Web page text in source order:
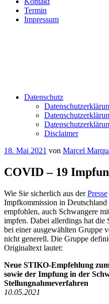
Termin
Impressum
Datenschutz
Disclaimer
Veröffentlicht
18. Mai 2021 von Marcel
COVID – 19
Wie Sie sicherlich aus derPresse
Impfkommission in Deutschland
empfohlen, auch Schwangere
impfen. Dabei allerdings hat die
bei einer ausgewählten Gruppe
nicht generell. Die Gruppe
Originaltext lautet:
Neue STIKO-Empfehlung
sowie der Impfung in der
Stellungnahmeverfahren
10.05.2021